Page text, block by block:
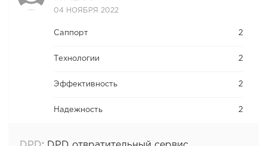
04 НОЯБРЯ 2022
Саппорт 2
Технологии 2
Эффективность 2
Надежность 2